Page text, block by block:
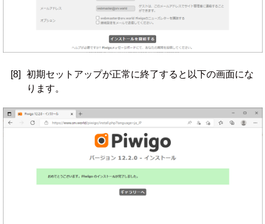
[8]
初期セットアップが正常に終了すると以下の画面にな
ります。